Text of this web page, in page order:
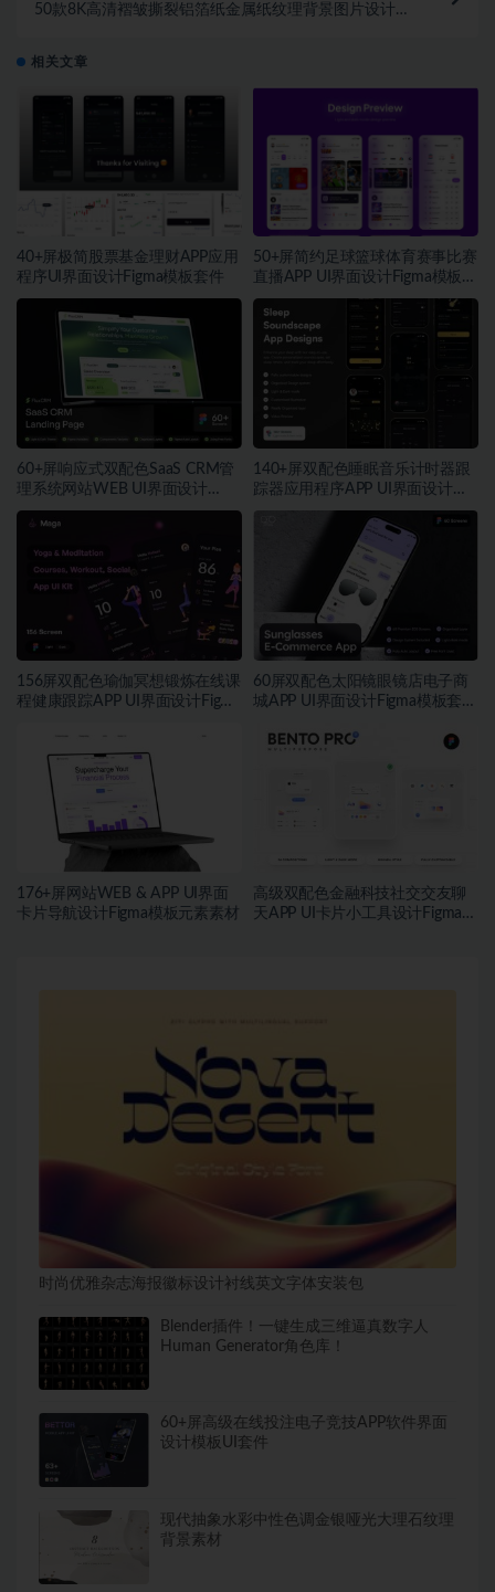
50款8K高清褶皱撕裂铝箔纸金属纸纹理背景图片设计
相关文章
40+屏极简股票基金理财APP应用
程序UI界面设计Figma模板套件
50+屏简约足球篮球体育赛事比赛
直播APP UI界面设计Figma模板套
件
60+屏响应式双配色SaaS CRM管
理系统网站WEB UI界面设计
Figma模板套件
140+屏双配色睡眠音乐计时器跟
踪器应用程序APP UI界面设计
Figma模板
156屏双配色瑜伽冥想锻炼在线课
程健康跟踪APP UI界面设计Figma
60屏双配色太阳镜眼镜店电子商
城APP UI界面设计Figma模板套件
176+屏网站WEB & APP UI界面
卡片导航设计Figma模板元素素材
高级双配色金融科技社交交友聊
天APP UI卡片小工具设计Figma格
时尚优雅杂志海报徽标设计衬线英文字体安装包
Blender插件！一键生成三维逼真数字人
Human Generator角色库！
60+屏高级在线投注电子竞技APP软件界面
设计模板UI套件
现代抽象水彩中性色调金银哑光大理石纹理
背景素材